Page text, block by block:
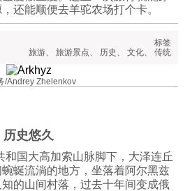
还能顺便去羊驼农场打个卡。
标签
旅游、 旅游景点、 历史 、 文化、 传统
/Andrey Zhelenkov
历史悠久
和国大高加索山脉脚下，大泽连丘
蜒流淌的地方，坐落着阿尔黑兹
的山间村落，过去十年间变成俄